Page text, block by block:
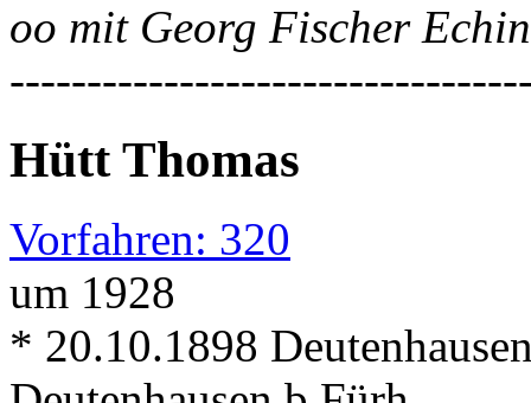
oo mit Georg Fischer
Hütt Thomas
Vorfahren: 320
um 1928
* 20.10.1898